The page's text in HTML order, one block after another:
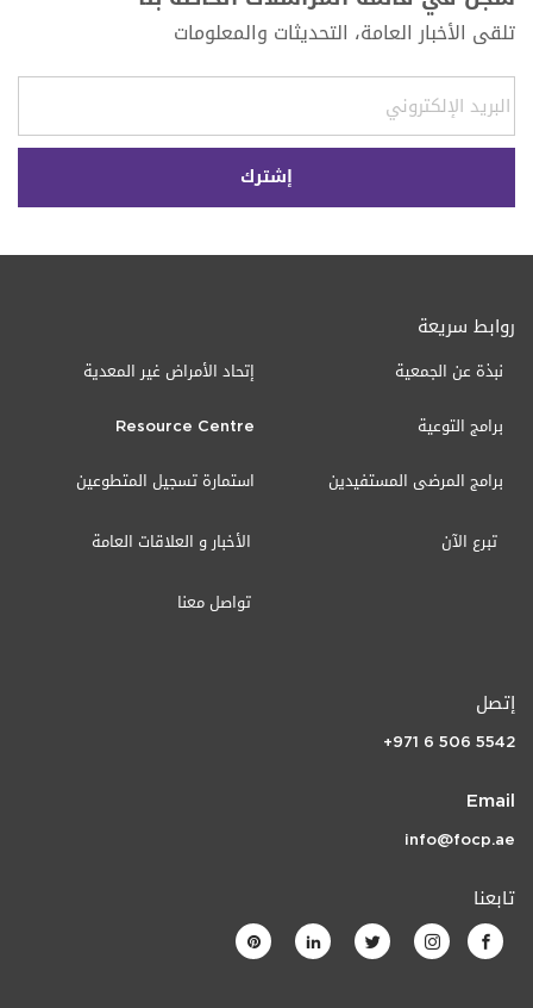
تلقى الأخبار العامة، التحديثات والمعلومات
روابط سريعة
نبذة عن الجمعية
برامج التوعية
برامج المرضى المستفيدين
إتحاد الأمراض غير المعدية
Resource Centre
استمارة تسجيل المتطوعين
الأخبار و العلاقات العامة تبرع الآن
تواصل معنا
إتصل
+971 6 506 5542
Email
info@focp.ae
تابعنا